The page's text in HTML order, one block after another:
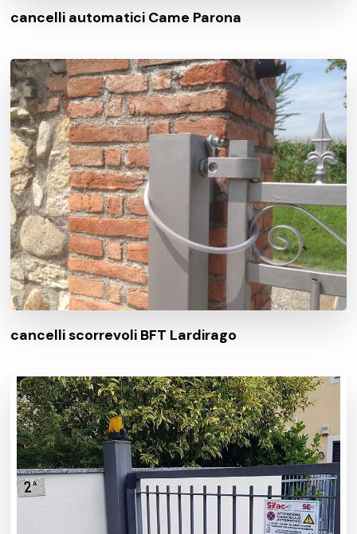
cancelli automatici Came Parona
cancelli scorrevoli BFT Lardirago